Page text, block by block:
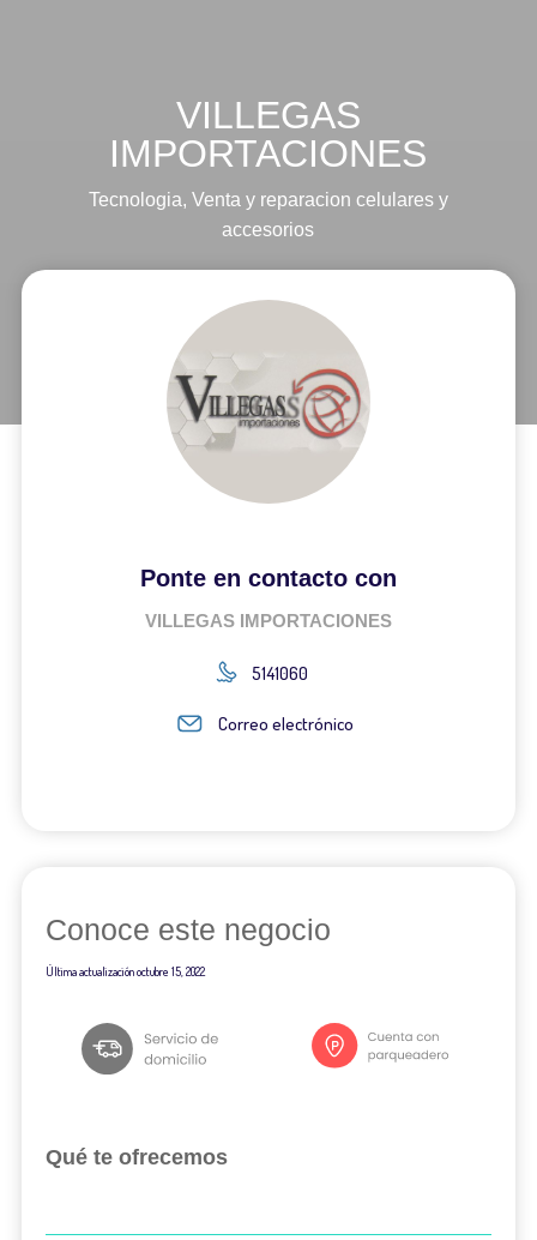
VILLEGAS
IMPORTACIONES
Tecnologia, Venta y reparacion celulares y
accesorios
Ponte en contacto con
VILLEGAS IMPORTACIONES
5141060
Correo electrónico
Conoce este negocio
Última actualizaciónoctubre 15, 2022
Qué te ofrecemos